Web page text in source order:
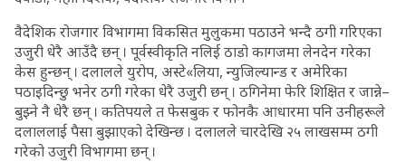
वैदेशिक रोजगार विभागमा विकसित मुलुकमा पठाउने भन्दै ठगी गरिएका
उजुरी धेरै आउँदै छन् । पूर्वस्वीकृति नलिई ठाडो कागजमा लेनदेन गरेका
केस हुन्छन् । दलालले युरोप, अस्टे«लिया, न्युजिल्यान्ड र अमेरिका
पठाइदिन्छु भनेर ठगी गरेका धेरै उजुरी छन् । ठगिनेमा फेरि शिक्षित र जान्ने–
बुझ्ने नै धेरै छन् । कतिपयले त फेसबुक र फोनकै आधारमा पनि उनीहरूले
दलाललाई पैसा बुझाएको देखिन्छ । दलालले चारदेखि २५ लाखसम्म ठगी
गरेको उजुरी विभागमा छन् ।